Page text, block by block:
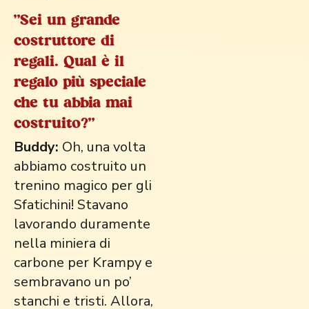
"Sei un grande
costruttore di
regali. Qual è il
regalo più speciale
che tu abbia mai
costruito?"
Buddy: Oh, una volta
abbiamo costruito un
trenino magico per gli
Sfatichini! Stavano
lavorando duramente
nella miniera di
carbone per Krampy e
sembravano un po’
stanchi e tristi. Allora,